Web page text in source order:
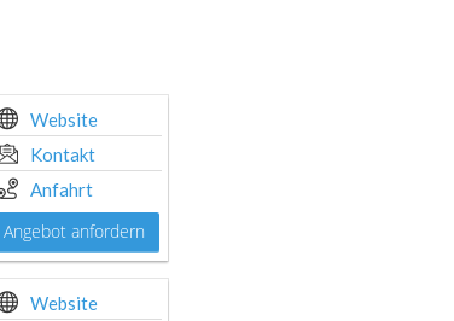
Website
Kontakt
Anfahrt
Angebot anfordern
Website